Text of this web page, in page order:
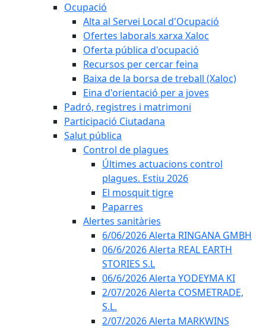
Ocupació
Alta al Servei Local d'Ocupació
Ofertes laborals xarxa Xaloc
Oferta pública d'ocupació
Recursos per cercar feina
Baixa de la borsa de treball (Xaloc)
Eina d'orientació per a joves
Padró, registres i matrimoni
Participació Ciutadana
Salut pública
Control de plagues
Últimes actuacions control
plagues. Estiu 2026
El mosquit tigre
Paparres
Alertes sanitàries
6/06/2026 Alerta RINGANA GMBH
06/6/2026 Alerta REAL EARTH
STORIES S.L
06/6/2026 Alerta YODEYMA KI
2/07/2026 Alerta COSMETRADE,
S.L.
2/07/2026 Alerta MARKWINS